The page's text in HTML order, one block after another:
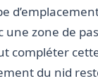
une zone de
compléter
du nid